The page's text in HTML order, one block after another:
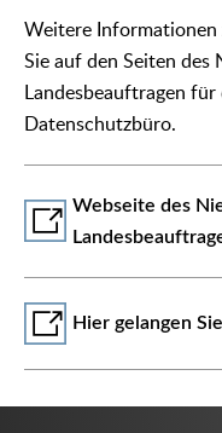
Weitere Informationen
Sie auf den Seiten des
Landesbeauftragen
Datenschutzbüro.
Webseite des
Hier gelangen